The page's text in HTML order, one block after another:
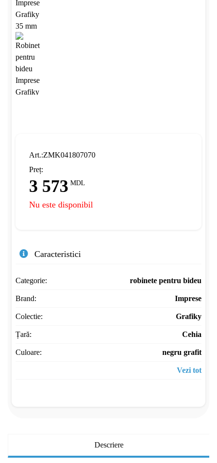
Art.:ZMK041807070
Preț:
3 573 MDL
Nu este disponibil
Caracteristici
Categorie: robinete pentru bideu
Brand: Imprese
Colectie: Grafiky
Țară: Cehia
Culoare: negru grafit
Vezi tot
Descriere